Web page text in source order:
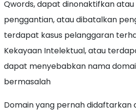
Qwords, dapat dinonaktifkan atau
penggantian, atau dibatalkan
terdapat kasus pelanggaran
Kekayaan Intelektual, atau
dapat menyebabkan nama
bermasalah
Domain yang pernah didaftarkan